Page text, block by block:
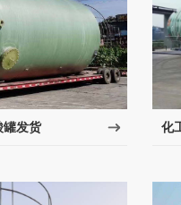
罐发货 化